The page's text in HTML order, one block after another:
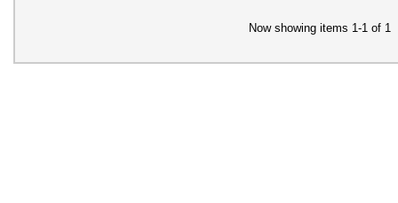
Now showing items 1-1 of 1